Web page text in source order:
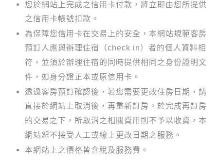
您於網站上完成之信用卡付款，將立即由您所提供
之信用卡帳號扣款。
為保障您信用卡在交易上的安全，本網站規範客房
預訂人應與辦理住宿（check in）者的個人資料相
符，並須於辦理住宿的同時提供相同之身份證明文
件，如身分證正本或原信用卡。
透過客房預訂確認後，若您需要更改住房日期，請
直接於網站上取消後，再重新訂房。於完成再訂房
的交易之下，所取消之相關費用則不予以收費，本
網站恕不接受人工或線上更改日期之服務。
本網站上之價格皆含稅及服務費。